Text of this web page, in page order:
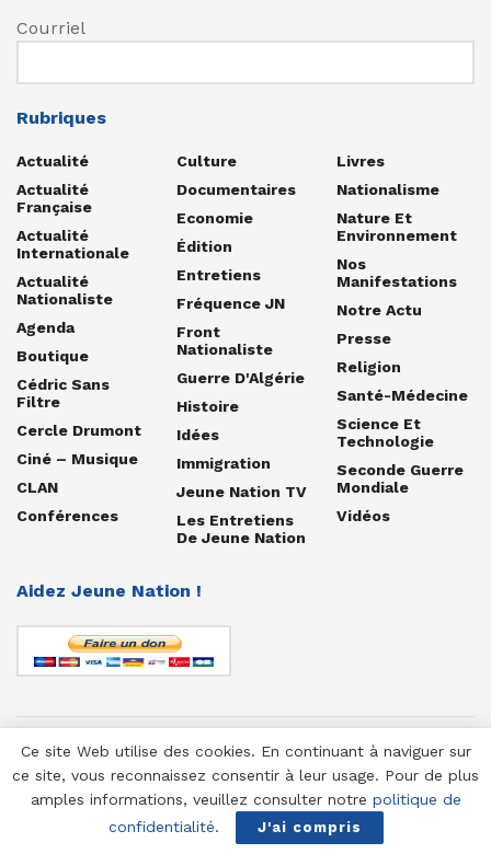
Courriel
Rubriques
Actualité
Actualité
Française
Actualité
Internationale
Actualité
Nationaliste
Agenda
Boutique
Cédric Sans
Filtre
Cercle Drumont
Ciné – Musique
CLAN
Conférences
Culture
Documentaires
Economie
Édition
Entretiens
Fréquence JN
Front
Nationaliste
Guerre D'Algérie
Histoire
Idées
Immigration
Jeune Nation TV
Les Entretiens
De Jeune Nation
Livres
Nationalisme
Nature Et
Environnement
Nos
Manifestations
Notre Actu
Presse
Religion
Santé-Médecine
Science Et
Technologie
Seconde Guerre
Mondiale
Vidéos
Aidez Jeune Nation !
© 1958-2025 Jeune Nation
Ce site Web utilise des cookies. En continuant à naviguer sur
ce site, vous reconnaissez consentir à leur usage. Pour de plus
amples informations, veuillez consulter notre politique de
confidentialité. J'ai compris